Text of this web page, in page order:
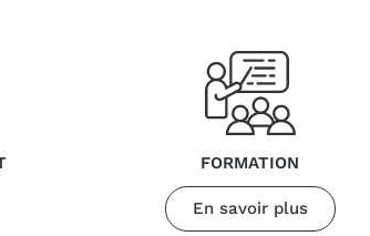
FORMATION
En savoir plus